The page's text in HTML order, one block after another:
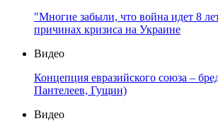
"Многие забыли, что война идет 8
причинах кризиса на Украине
Видео
Концепция евразийского союза –
Пантелеев, Гущин)
Видео